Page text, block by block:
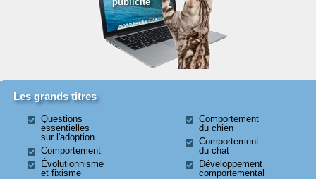
Les grands titres
Questions
essentielles
sur l'adoption
Comportement
Évolutionnisme
et fixisme
Comportement
du chien
Comportement
du chat
Développement
comportemental